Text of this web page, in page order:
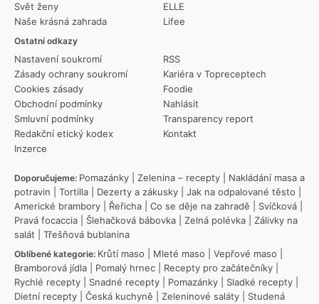
Svět ženy
Naše krásná zahrada
Ostatní odkazy
Nastavení soukromí
Zásady ochrany soukromí
Cookies zásady
Obchodní podmínky
Smluvní podmínky
Redakční etický kodex
Inzerce
RSS
Kariéra v Topreceptech
Foodie
Nahlásit
Transparency report
Kontakt
ELLE
Lifee
Doporučujeme: Pomazánky Zelenina – recepty
Nakládání masa a
potravin
Tortilla Dezerty a zákusky Jak na odpalované těsto
Americké brambory
Řeřicha Co se děje na zahradě Svíčková
Pravá focaccia
Šlehačková bábovka Zelná polévka
Zálivky na
salát
Třešňová bublanina
Oblíbené kategorie: Krůtí maso Mleté maso Vepřové maso
Bramborová jídla
Pomalý hrnec Recepty pro začátečníky
Rychlé recepty
Snadné recepty Pomazánky Sladké recepty
Dietní recepty
Česká kuchyně Zeleninové saláty
Studená